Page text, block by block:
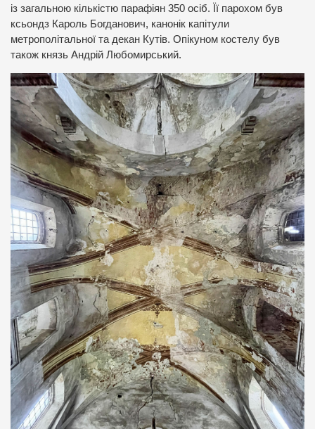
із загальною кількістю парафіян 350 осіб. Її парохом був
ксьондз Кароль Богданович, канонік капітули
метрополітальної та декан Кутів. Опікуном костелу був
також князь Андрій Любомирський.